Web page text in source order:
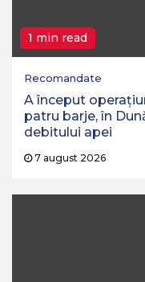
1 min read
Recomandate
A început
patru barje, în
debitului apei
7 august 2026